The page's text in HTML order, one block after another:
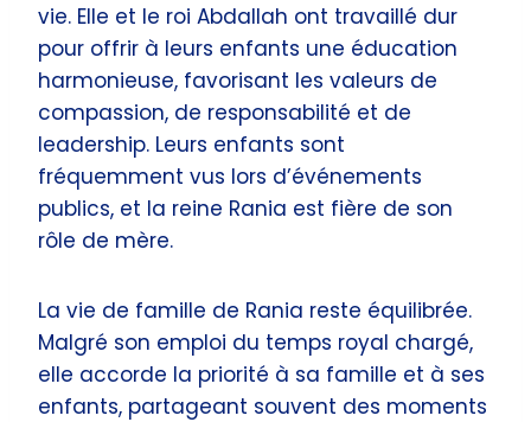
vie. Elle et le roi Abdallah ont travaillé dur
pour offrir à leurs enfants une éducation
harmonieuse, favorisant les valeurs de
compassion, de responsabilité et de
leadership. Leurs enfants sont
fréquemment vus lors d’événements
publics, et la reine Rania est fière de son
rôle de mère.
La vie de famille de Rania reste équilibrée.
Malgré son emploi du temps royal chargé,
elle accorde la priorité à sa famille et à ses
enfants, partageant souvent des moments